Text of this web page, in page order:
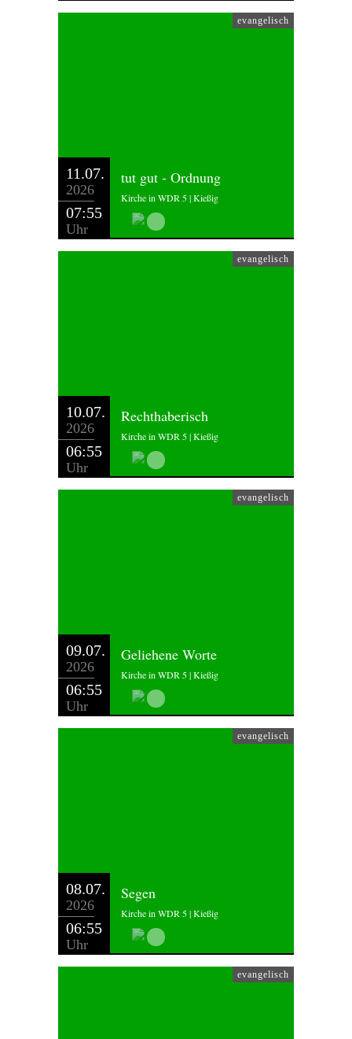
evangelisch
11.07.
2026
07:55
Uhr
tut gut - Ordnung
Kirche in WDR 5 | Kießig
evangelisch
10.07.
2026
06:55
Uhr
Rechthaberisch
Kirche in WDR 5 | Kießig
evangelisch
09.07.
2026
06:55
Uhr
Geliehene Worte
Kirche in WDR 5 | Kießig
evangelisch
08.07.
2026
06:55
Uhr
Segen
Kirche in WDR 5 | Kießig
evangelisch